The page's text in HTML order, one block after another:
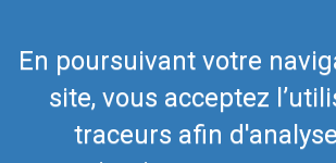
En poursuivant votre
site, vous acceptez
traceurs afin
Nous contacter
Téléphone Europe+352 26441835
Téléphone US/Canada418-592-8862